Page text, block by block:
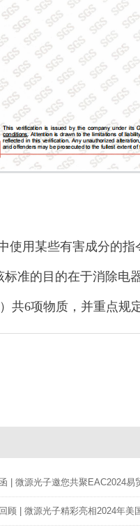
某些有害成分的指
准的目的在于消除电
6项物质，并重点规
| 微源光子邀您共聚EAC2024易
顾 | 微源光子精彩亮相2024年美